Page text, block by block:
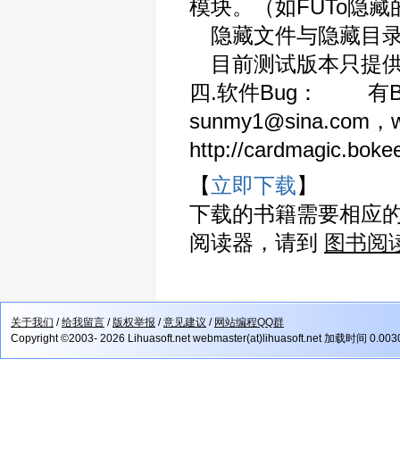
模块。（如FUTo隐
隐藏文件与隐藏目
目前测试版本只提
四.软件Bug： 有
sunmy1@sina.com
http://
【立即下载】
下载的书籍需要相应
阅读器，请到 图书阅
关于我们 /给我留言 /版权举报 /意见建议 / 网站编程QQ群
Copyright ©2003- 2026 Lihuasoft.net webmaster(at)lihuasoft.net 加载时间